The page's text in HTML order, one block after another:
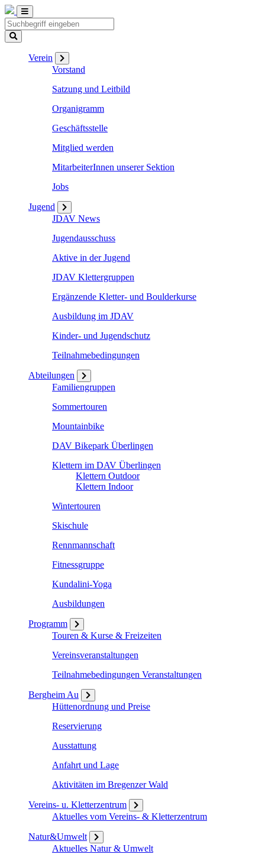
Verein
Vorstand
Satzung und Leitbild
Organigramm
Geschäftsstelle
Mitglied werden
MitarbeiterInnen unserer Sektion
Jobs
Jugend
JDAV News
Jugendausschuss
Aktive in der Jugend
JDAV Klettergruppen
Ergänzende Kletter- und Boulderkurse
Ausbildung im JDAV
Kinder- und Jugendschutz
Teilnahmebedingungen
Abteilungen
Familiengruppen
Sommertouren
Mountainbike
DAV Bikepark Überlingen
Klettern im DAV Überlingen
Klettern Outdoor
Klettern Indoor
Wintertouren
Skischule
Rennmannschaft
Fitnessgruppe
Kundalini-Yoga
Ausbildungen
Programm
Touren & Kurse & Freizeiten
Vereinsveranstaltungen
Teilnahmebedingungen Veranstaltungen
Bergheim Au
Hüttenordnung und Preise
Reservierung
Ausstattung
Anfahrt und Lage
Aktivitäten im Bregenzer Wald
Vereins- u. Kletterzentrum
Aktuelles vom Vereins- & Kletterzentrum
Natur&Umwelt
Aktuelles Natur & Umwelt